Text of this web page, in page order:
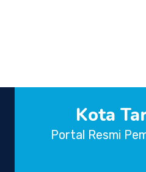
Kota
Portal Resmi